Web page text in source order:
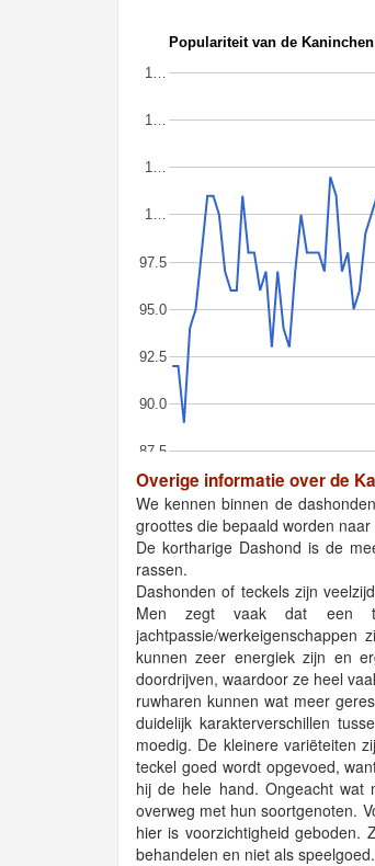
Populariteit van de
87.5
90.0
92.5
95.0
97.5
1…
1…
1…
1…
Overige informatie over de
We kennen binnen de
groottes die bepaald worden
De kortharige Dashond is de
rassen.
Dashonden of teckels zijn
Men zegt vaak dat een
jachtpassie/
kunnen zeer energiek zijn en
doordrijven, waardoor ze heel
ruwharen kunnen wat meer
duidelijk karakterverschillen
moedig. De kleinere variëteiten
teckel goed wordt opgevoed,
hij de hele hand. Ongeacht wat
overweg met hun soortgenoten.
hier is voorzichtigheid geboden.
behandelen en niet als speelgoed.